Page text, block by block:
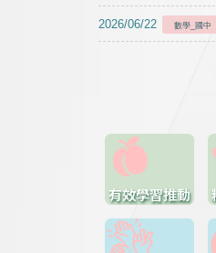
2026/06/22 數學_國中
有效學習推動